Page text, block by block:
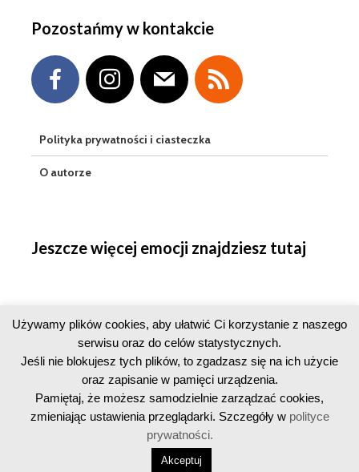
Pozostańmy w kontakcie
Polityka prywatności i ciasteczka
O autorze
Jeszcze więcej emocji znajdziesz tutaj
Copyright © 2016-2026 · Licznik Geigera · All Rights Reserved
Używamy plików cookies, aby ułatwić Ci korzystanie z naszego
serwisu oraz do celów statystycznych.
Jeśli nie blokujesz tych plików, to zgadzasz się na ich użycie
oraz zapisanie w pamięci urządzenia.
Pamiętaj, że możesz samodzielnie zarządzać cookies,
zmieniając ustawienia przeglądarki. Szczegóły wpolityce
prywatności.
Akceptuj